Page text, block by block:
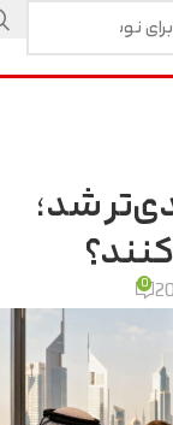
در ۲۰۲۶ جدی‌تر شد؛
0